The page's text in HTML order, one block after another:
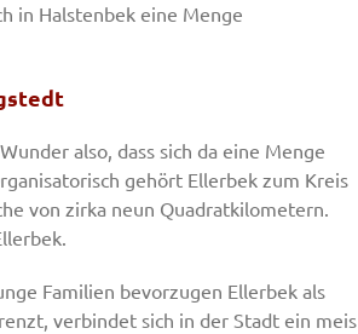
in Halstenbek eine Menge
also, dass sich da eine Menge
gehört Ellerbek zum Kreis
von zirka neun Quadratkilometern.
Familien bevorzugen Ellerbek als
verbindet sich in der Stadt ein